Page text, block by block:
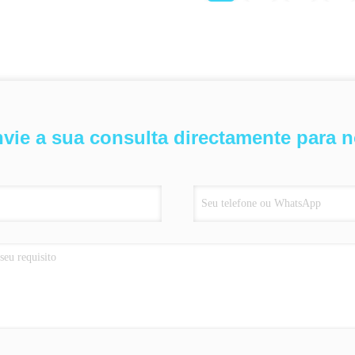
a sua consulta directamente para